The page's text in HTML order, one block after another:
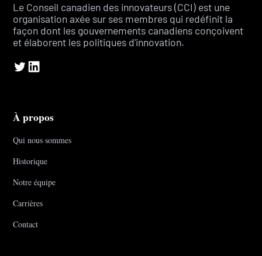
Le Conseil canadien des innovateurs (CCI) est une
organisation axée sur ses membres qui redéfinit la
façon dont les gouvernements canadiens conçoivent
et élaborent les politiques d'innovation.
À propos
Qui nous sommes
Historique
Notre équipe
Carrières
Contact